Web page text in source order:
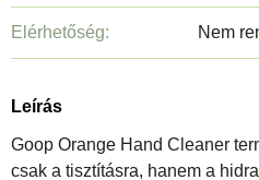
Elérhetőség: Nem
Leírás
Goop Orange Hand Cleaner
csak a tisztításra, hanem a